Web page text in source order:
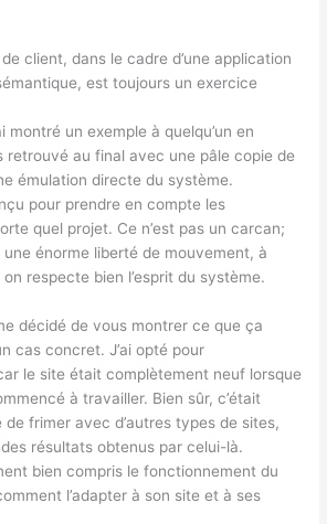
client, dans le cadre d’une application
est toujours un exercice
montré un exemple à quelqu’un en
retrouvé au final avec une pâle copie de
émulation directe du système.
pour prendre en compte les
quel projet. Ce n’est pas un carcan;
énorme liberté de mouvement, à
respecte bien l’esprit du système.
décidé de vous montrer ce que ça
cas concret. J’ai opté pour
le site était complètement neuf lorsque
à travailler. Bien sûr, c’était
frimer avec d’autres types de sites,
résultats obtenus par celui-là.
bien compris le fonctionnement du
l’adapter à son site et à ses